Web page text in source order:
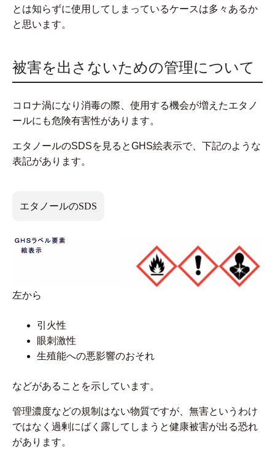
とは知らずに使用してしまっているケースは多々あるか
と思います。
被害を出さないための管理について
コロナ渦になり消毒の際、使用する機会が増えたエタノ
ールにも危険有害性があります。
エタノールのSDSを見るとGHS絵表示で、下記のような
表記があります。
エタノールのSDS
左から
引火性
眼刺激性
生殖能への悪影響のおそれ
などがあることを示しています。
管理濃度などの規制はない物質ですが、無害というわけ
ではなく過剰にばく露してしまうと健康被害が出る恐れ
があります。